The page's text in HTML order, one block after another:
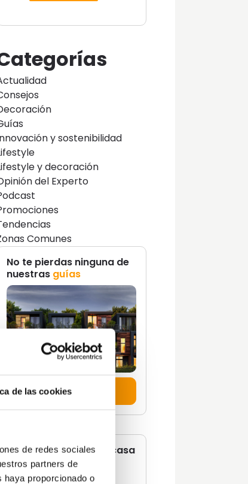
de las cookies
de redes sociales
partners de
proporcionado o
y sostenibilidad
y decoración
del Experto
Comunes
No te pierdas ninguna de
nuestras guías
Descúbrelas aquí
¿Quieres vivir en una casa
con un estilo de vida
propio?